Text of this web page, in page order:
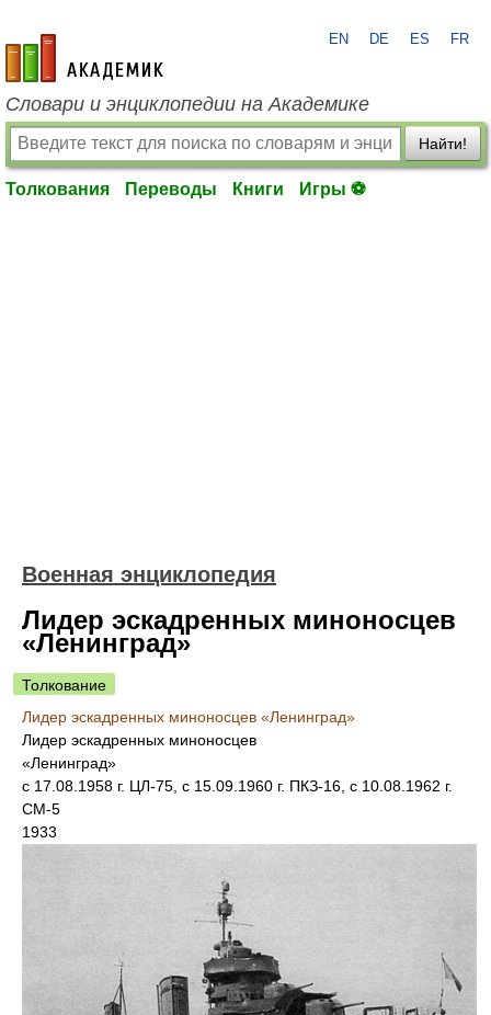
academic.ru
EN DE ES FR
Словари и энциклопедии на Академике
Найти!
Толкования Переводы Книги Игры ⚽
Военная энциклопедия
Лидер эскадренных миноносцев
«Ленинград»
Толкование
Лидер эскадренных миноносцев «Ленинград»
Лидер эскадренных миноносцев
«Ленинград»
с 17.08.1958 г. ЦЛ-75, с 15.09.1960 г. ПКЗ-16, с 10.08.1962 г.
СМ-5
1933